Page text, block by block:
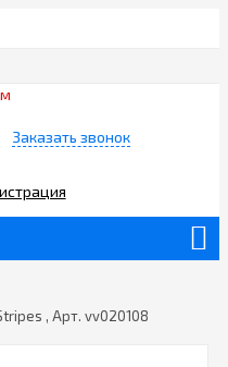
Заказать звонок
, Арт. vv020108